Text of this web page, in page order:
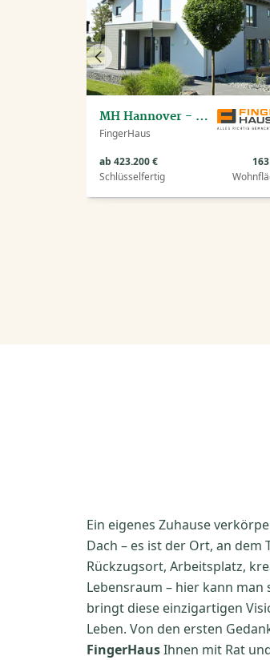
MH Hannover - NEO 300
FingerHaus
ab 423.200 €
Schlüsselfertig
Vorheriges
Haus
Ein eigenes Zuhause
Dach – es ist der Ort, an
Rückzugsort, Arbeitsplatz,
Lebensraum – hier kann
bringt diese einzigartigen
Leben. Von den ersten
FingerHausIhnen mit Rat